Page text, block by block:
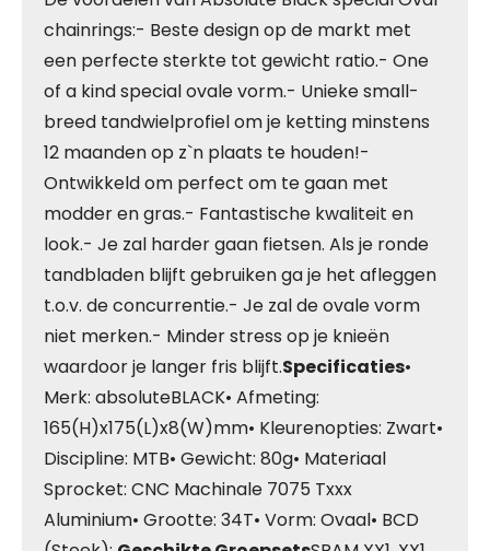
chainrings:- Beste design op de markt met
een perfecte sterkte tot gewicht ratio.- One
of a kind special ovale vorm.- Unieke small-
breed tandwielprofiel om je ketting minstens
12 maanden op z`n plaats te houden!-
Ontwikkeld om perfect om te gaan met
modder en gras.- Fantastische kwaliteit en
look.- Je zal harder gaan fietsen. Als je ronde
tandbladen blijft gebruiken ga je het afleggen
t.o.v. de concurrentie.- Je zal de ovale vorm
niet merken.- Minder stress op je knieën
waardoor je langer fris blijft.Specificaties•
Merk: absoluteBLACK• Afmeting:
165(H)x175(L)x8(W)mm• Kleurenopties: Zwart•
Discipline: MTB• Gewicht: 80g• Materiaal
Sprocket: CNC Machinale 7075 Txxx
Aluminium• Grootte: 34T• Vorm: Ovaal• BCD